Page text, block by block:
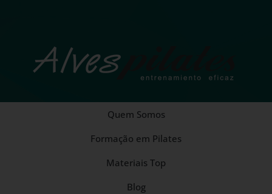
Quem Somos
Formação em Pilates
Materiais Top
Blog